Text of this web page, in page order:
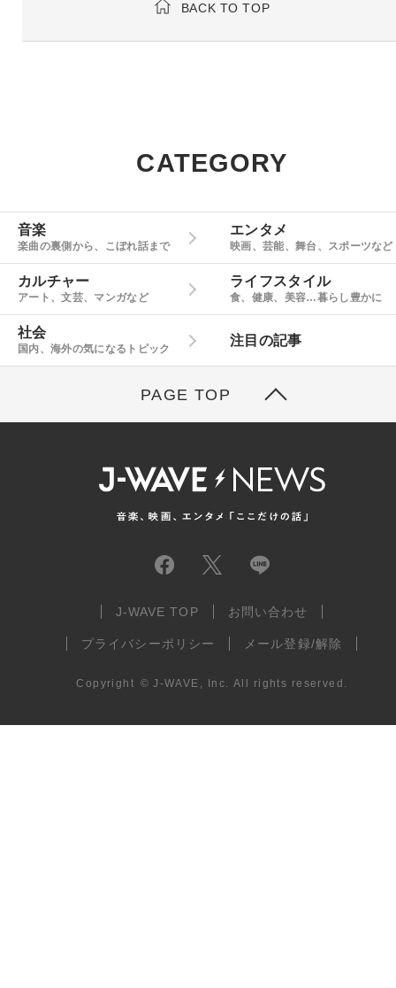
BACK TO TOP
CATEGORY
音楽
楽曲の裏側から、こぼれ話まで
エンタメ
映画、芸能、舞台、スポーツなど
カルチャー
アート、文芸、マンガなど
ライフスタイル
食、健康、美容…暮らし豊かに
社会
国内、海外の気になるトピック
注目の記事
PAGE TOP
J-WAVE TOP お問い合わせ
プライバシーポリシー メール登録/解除
Copyright © J-WAVE, Inc. All rights reserved.